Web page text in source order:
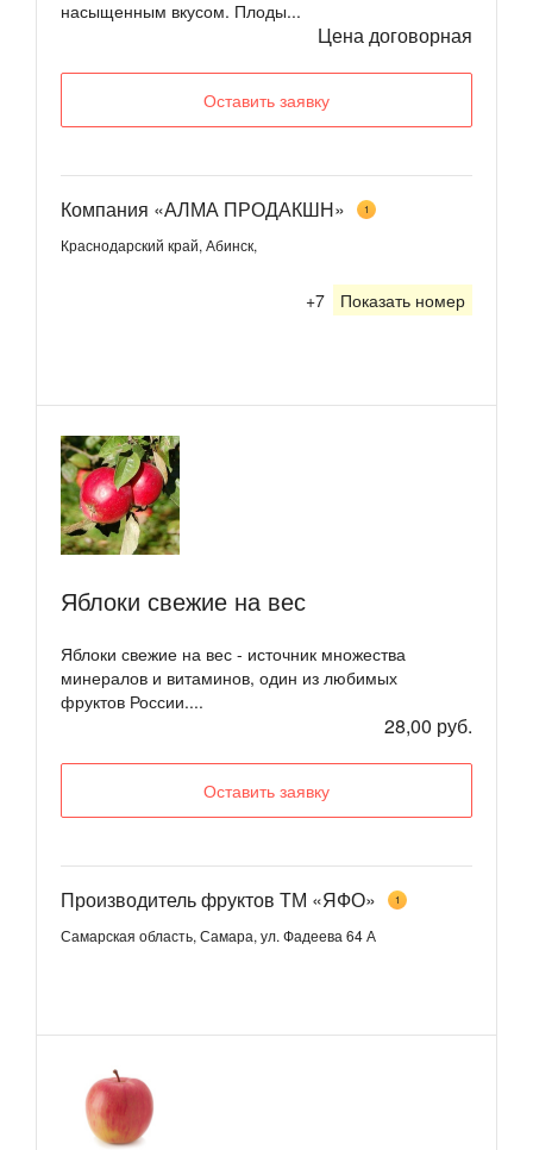
насыщенным вкусом. Плоды...
Цена договорная
Оставить заявку
Компания «АЛМА ПРОДАКШН» 1
Краснодарский край, Абинск,
+7 Показать номер
Яблоки свежие на вес
Яблоки свежие на вес - источник множества
минералов и витаминов, один из любимых
фруктов России....
28,00 руб.
Оставить заявку
Производитель фруктов ТМ «ЯФО» 1
Самарская область, Самара, ул. Фадеева 64 А